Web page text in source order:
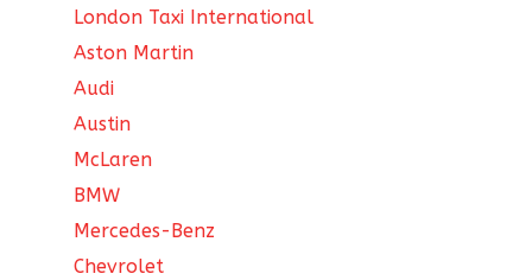
London Taxi International
Aston Martin
Audi
Austin
McLaren
BMW
Mercedes-Benz
Chevrolet